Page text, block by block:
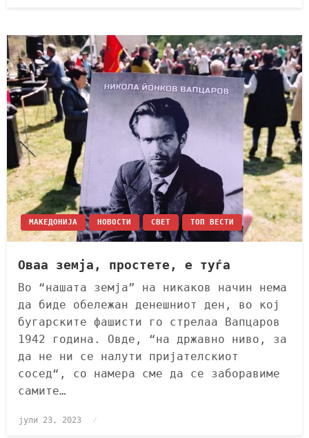
МАКЕДОНИЈА НОВОСТИ СВЕТ ТОП ВЕСТИ
Оваа земја, простете, е туѓа
Во “нашата земја” на никаков начин нема
да биде обележан денешниот ден, во кој
бугарските фашисти го стрелаа Вапцаров
1942 година. Овде, “на државно ниво, за
да не ни се налути пријателскиот
сосед“, со намера сме да се заборавиме
самите…
јули 23, 2023